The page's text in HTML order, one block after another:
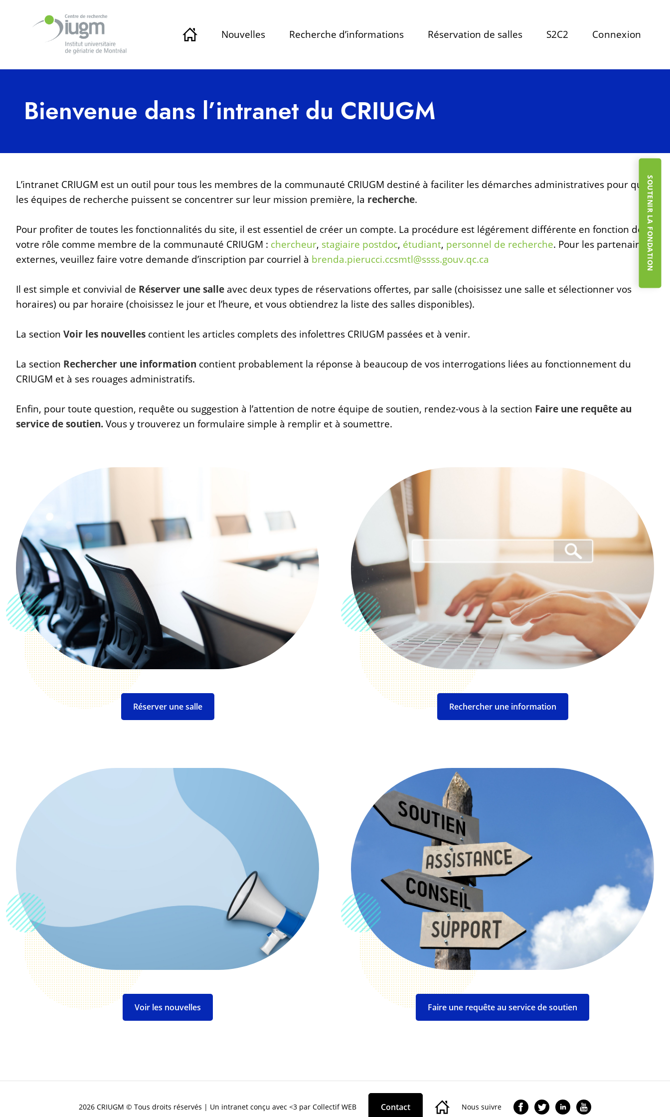
SOUTENIR LA FONDATION
Nouvelles Recherche d’informations Réservation de salles S2C2 Connexion
Bienvenue dans l’intranet du CRIUGM
L’intranet CRIUGM est un outil pour tous les membres de la communauté CRIUGM destiné à faciliter les démarches administratives pour que
les équipes de recherche puissent se concentrer sur leur mission première, la recherche.
Pour profiter de toutes les fonctionnalités du site, il est essentiel de créer un compte. La procédure est légérement différente en fonction de
votre rôle comme membre de la communauté CRIUGM : chercheur, stagiaire postdoc, étudiant, personnel de recherche. Pour les partenaires
externes, veuillez faire votre demande d’inscription par courriel à brenda.pierucci.ccsmtl@ssss.gouv.qc.ca
Il est simple et convivial de Réserver une salle avec deux types de réservations offertes, par salle (choisissez une salle et sélectionner vos
horaires) ou par horaire (choisissez le jour et l’heure, et vous obtiendrez la liste des salles disponibles).
La section Voir les nouvelles contient les articles complets des infolettres CRIUGM passées et à venir.
La section Rechercher une information contient probablement la réponse à beaucoup de vos interrogations liées au fonctionnement du
CRIUGM et à ses rouages administratifs.
Enfin, pour toute question, requête ou suggestion à l’attention de notre équipe de soutien, rendez-vous à la section Faire une requête au
service de soutien.Vous y trouverez un formulaire simple à remplir et à soumettre.
Réserver une salle Rechercher une information
Voir les nouvelles Faire une requête au service de soutien
2026 CRIUGM © Tous droits réservés | Un intranet conçu avec <3 par Collectif WEB Contact Nous suivre